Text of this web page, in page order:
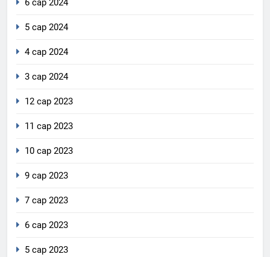
6 сар 2024
5 сар 2024
4 сар 2024
3 сар 2024
12 сар 2023
11 сар 2023
10 сар 2023
9 сар 2023
7 сар 2023
6 сар 2023
5 сар 2023